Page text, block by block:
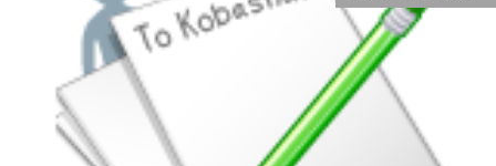
ワンネス
ヴィーガン
動画
友人
地底人
引き寄せの法則
愛
断食
旅 満月